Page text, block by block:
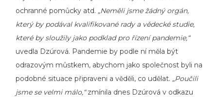
ochranné pomůcky atd. „Neměli jsme žádný orgán,
který by podával kvalifikované rady a vědecké studie,
které by sloužily jako podklad pro řízení pandemie,“
uvedla Dzúrová. Pandemie by podle ní měla být
odrazovým můstkem, abychom jako společnost byli na
podobné situace připraveni a věděli, co udělat. „Poučili
jsme se velmi málo,“zmínila dnes Dzúrová v odkazu